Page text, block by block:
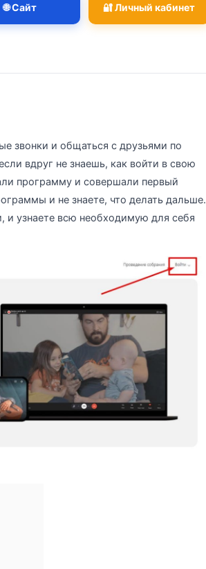
🌐 Сайт 🔐 Личный кабинет
звонки и общаться с друзьями по
вдруг не знаешь, как войти в свою
программу и совершали первый
и не знаете, что делать дальше.
и узнаете всю необходимую для себя